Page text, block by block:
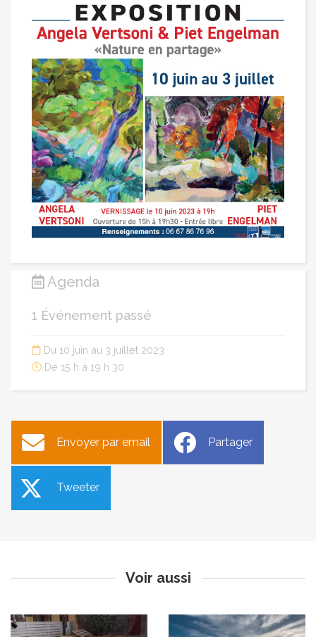
Agenda
1 Événement passé
Du 10 juin au 3 juillet 2023
De 15 h à 19 h 30
Envoyer par email Partager
Tweeter
Voir aussi